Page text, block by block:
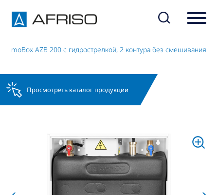
PrimoBox AZB 200 с гидрострелкой, 2 контура без смешивания
Просмотреть каталог продукции